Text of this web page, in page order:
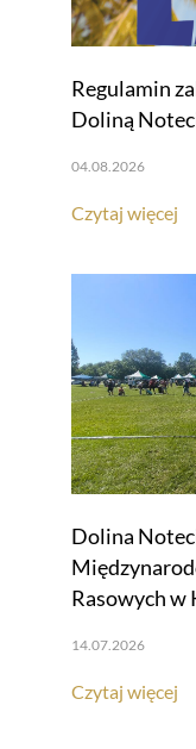
Regulamin
Doliną
04.08.2026
Czytaj więcej
Dolina
Rasowych w
14.07.2026
Czytaj więcej